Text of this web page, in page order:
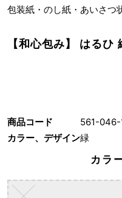
包装紙・のし紙・あいさつ
【和心包み】 はるひ
商品コード
561-046-
カラー、デザイン緑
カラ